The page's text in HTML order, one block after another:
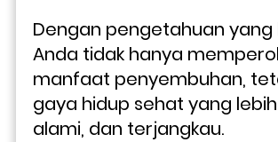
Dengan pengetahuan yang
Anda tidak hanya
manfaat penyembuhan,
gaya hidup sehat yang
alami, dan terjangkau.